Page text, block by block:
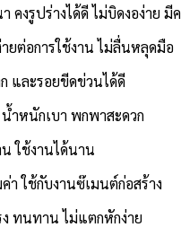
คงรูปร่างได้ดี ไม่บิดงอง่าย มี
ยต่อการใช้งาน ไม่ลื่นหลุดมือ
และรอยขีดข่วนได้ดี
ำหนักเบา พกพาสะดวก
ใช้งานได้นาน
า ใช้กับงานซ๊เมนต์ก่อสร้าง
ทนทาน ไม่แตกหักง่าย